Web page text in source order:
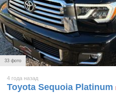
33 фото
4 года назад
Toyota Sequoia Platinum